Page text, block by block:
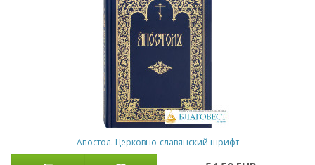
Апостол. Церковно-славянский шрифт